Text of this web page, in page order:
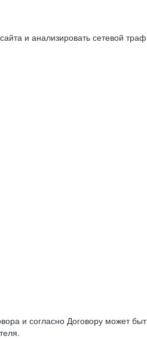
и анализировать сетевой
и согласно Договору может